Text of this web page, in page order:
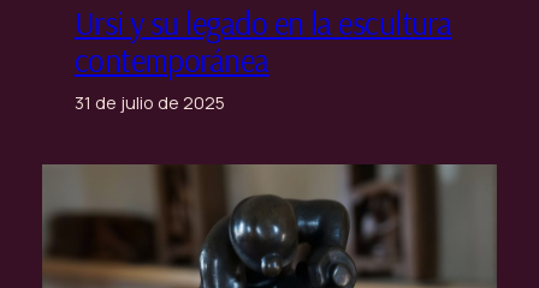
Ursi y su legado en la escultura
contemporánea
31 de julio de 2025